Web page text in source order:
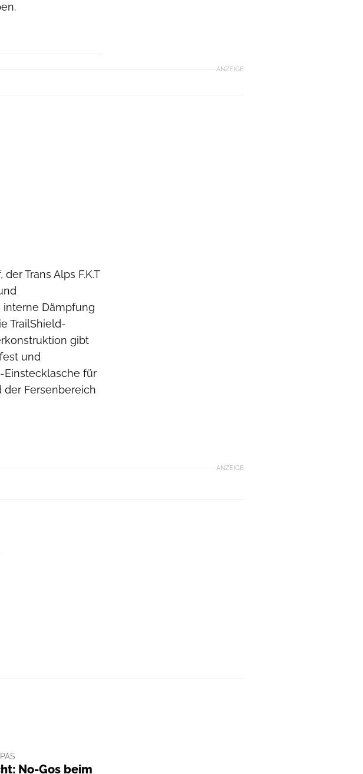
ANZEIGE
Trans Alps F.K.T
interne Dämpfung
TrailShield-
gibt
und
Einstecklasche für
der Fersenbereich
ANZEIGE
No-Gos beim